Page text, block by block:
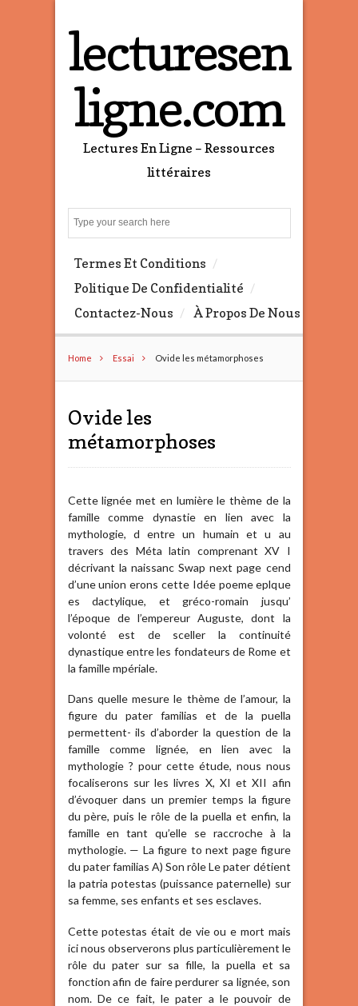
lecturesen
ligne.com
Lectures En Ligne – Ressources
littéraires
e
Termes Et Conditions
Politique De Confidentialité
Contactez-Nous
À Propos De Nous
Home Essai Ovide les métamorphoses
Ovide les
métamorphoses
Cette lignée met en lumière le thème de la
famille comme dynastie en lien avec la
mythologie, d entre un humain et u au
travers des Méta latin comprenant XV I
décrivant la naissanc Swap next page cend
d’une union erons cette Idée poeme eplque
es dactylique, et gréco-romain jusqu’
l’époque de l’empereur Auguste, dont la
volonté est de sceller la continuité
dynastique entre les fondateurs de Rome et
la famille mpériale.
Dans quelle mesure le thème de l’amour, la
figure du pater familias et de la puella
permettent- ils d’aborder la question de la
famille comme lignée, en lien avec la
mythologie ? pour cette étude, nous nous
focaliserons sur les livres X, XI et XII afin
d’évoquer dans un premier temps la figure
du père, puis le rôle de la puella et enfin, la
famille en tant qu’elle se raccroche à la
mythologie. — La figure to next page figure
du pater familias A) Son rôle Le pater détient
la patria potestas (puissance paternelle) sur
sa femme, ses enfants et ses esclaves.
Cette potestas était de vie ou e mort mais
ici nous observerons plus particulièrement le
rôle du pater sur sa fille, la puella et sa
fonction afin de faire perdurer sa lignée, son
nom. De ce fait, le pater a le pouvoir de